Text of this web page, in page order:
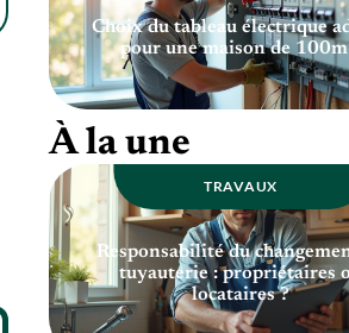
Choix du tableau électrique
pour une maison de
À la une
TRAVAUX
Responsabilité du
tuyauterie : propriétaires
locataires ?